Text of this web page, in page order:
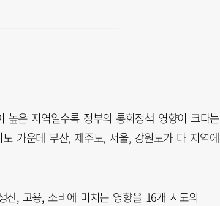
은 지역일수록 정부의 통화정책 영향이 크다는
가운데 부산, 제주도, 서울, 강원도가 타 지역에
, 고용, 소비에 미치는 영향을 16개 시도의